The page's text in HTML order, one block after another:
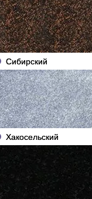
Сибирский
Хакосельский